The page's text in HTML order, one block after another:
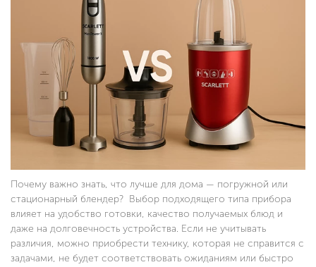
Почему важно знать, что лучше для дома — погружной или
стационарный блендер? Выбор подходящего типа прибора
влияет на удобство готовки, качество получаемых блюд и
даже на долговечность устройства. Если не учитывать
различия, можно приобрести технику, которая не справится с
задачами, не будет соответствовать ожиданиям или быстро